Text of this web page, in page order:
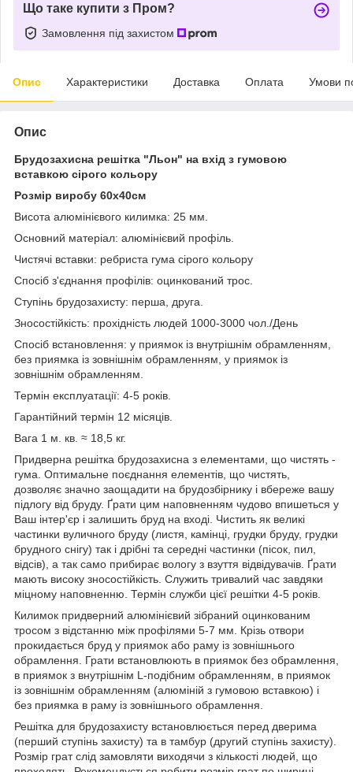
Що таке купити з Пром?
Замовлення під захистом
Опис Характеристики Доставка Оплата Умови
Опис
Брудозахисна решітка "Льон" на вхід з гумовою
вставкою сірого кольору
Розмір виробу 60х40см
Висота алюмінієвого килимка: 25 мм.
Основний матеріал: алюмінієвий профіль.
Чистячі вставки: ребриста гума сірого кольору
Спосіб з'єднання профілів: оцинкований трос.
Ступінь брудозахисту: перша, друга.
Зносостійкість: прохідність людей 1000-3000 чол./День
Спосіб встановлення: у приямок із внутрішнім обрамленням,
без приямка із зовнішнім обрамленням, у приямок із
зовнішнім обрамленням.
Термін експлуатації: 4-5 років.
Гарантійний термін 12 місяців.
Вага 1 м. кв. ≈ 18,5 кг.
Придверна решітка брудозахисна з елементами, що чистять -
гума. Оптимальне поєднання елементів, що чистять,
дозволяє значно заощадити на брудозбірнику і вбереже вашу
підлогу від бруду. Ґрати цим наповненням чудово впишеться у
Ваш інтер'єр і залишить бруд на вході. Чистить як великі
частинки вуличного бруду (листя, камінці, грудки бруду, грудки
брудного снігу) так і дрібні та середні частинки (пісок, пил,
відсів), а так само прибирає вологу з взуття відвідувачів. Ґрати
мають високу зносостійкість. Служить тривалий час завдяки
міцному наповненню. Термін служби цієї решітки 4-5 років.
Килимок придверний алюмінієвий зібраний оцинкованим
тросом з відстанню між профілями 5-7 мм. Крізь отвори
прокидається бруд у приямок або раму із зовнішнього
обрамлення. Грати встановлюють в приямок без обрамлення,
в приямок з внутрішнім L-подібним обрамленням, в приямок
із зовнішнім обрамленням (алюміній з гумовою вставкою) і
без приямка в раму із зовнішнього обрамлення.
Решітка для брудозахисту встановлюється перед дверима
(перший ступінь захисту) та в тамбур (другий ступінь захисту).
Розмір грат слід замовляти виходячи з кількості людей, що